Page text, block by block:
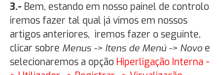
3.- Bem, estando em nosso painel de controlo
iremos fazer tal qual já vimos em nossos
artigos anteriores, iremos fazer o seguinte,
clicar sobre Menus -> Itens de Menú -> Novo e
selecionaremos a opção Hiperligação Interna -